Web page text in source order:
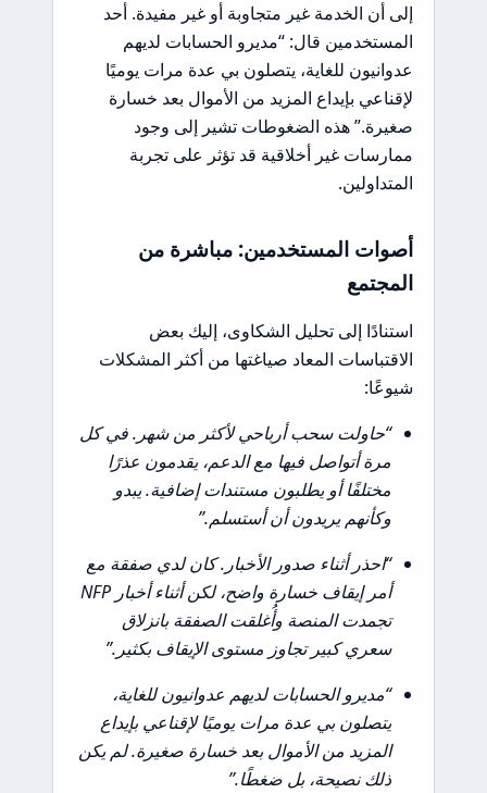
إلى أن الخدمة غير متجاوبة أو غير مفيدة. أحد
المستخدمين قال: “مديرو الحسابات لديهم
عدوانيون للغاية، يتصلون بي عدة مرات يوميًا
لإقناعي بإيداع المزيد من الأموال بعد خسارة
صغيرة.” هذه الضغوطات تشير إلى وجود
ممارسات غير أخلاقية قد تؤثر على تجربة
المتداولين.
أصوات المستخدمين: مباشرة من
المجتمع
استنادًا إلى تحليل الشكاوى، إليك بعض
الاقتباسات المعاد صياغتها من أكثر المشكلات
شيوعًا:
“حاولت سحب أرباحي لأكثر من شهر. في كل
مرة أتواصل فيها مع الدعم، يقدمون عذرًا
مختلفًا أو يطلبون مستندات إضافية. يبدو
وكأنهم يريدون أن أستسلم.”
“احذر أثناء صدور الأخبار. كان لدي صفقة مع
أمر إيقاف خسارة واضح، لكن أثناء أخبار NFP
تجمدت المنصة وأُغلقت الصفقة بانزلاق
سعري كبير تجاوز مستوى الإيقاف بكثير.”
“مديرو الحسابات لديهم عدوانيون للغاية،
يتصلون بي عدة مرات يوميًا لإقناعي بإيداع
المزيد من الأموال بعد خسارة صغيرة. لم يكن
ذلك نصيحة، بل ضغطًا.”